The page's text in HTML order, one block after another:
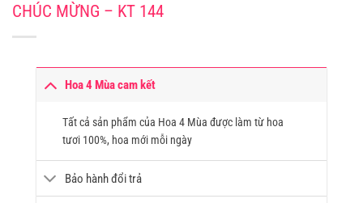
CHÚC MỪNG – KT 144
Hoa 4 Mùa cam kết
Tất cả sản phẩm của Hoa 4 Mùa được làm từ hoa
tươi 100%, hoa mới mỗi ngày
Bảo hành đổi trả